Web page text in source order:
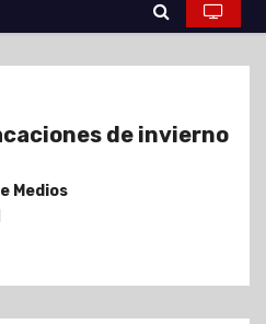
de invierno
Medios